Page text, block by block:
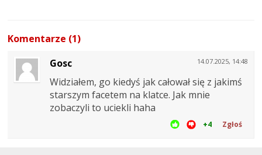
Komentarze (1)
14.07.2025, 14:48
Gosc
Widziałem, go kiedyś jak całował się z jakimś
starszym facetem na klatce. Jak mnie
zobaczyli to uciekli haha
+4 Zgłoś